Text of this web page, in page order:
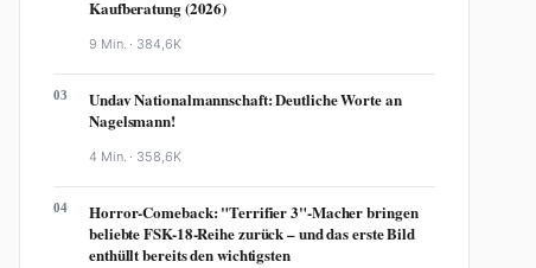
Kaufberatung (2026)
9 Min. · 384,6K
03
Undav Nationalmannschaft: Deutliche Worte an
Nagelsmann!
4 Min. · 358,6K
04
Horror-Comeback: "Terrifier 3"-Macher bringen
beliebte FSK-18-Reihe zurück – und das erste Bild
enthüllt bereits den wichtigsten